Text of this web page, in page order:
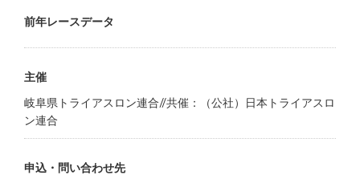
前年レースデータ
主催
岐阜県トライアスロン連合//共催：（公社）日本トライアスロ
ン連合
申込・問い合わせ先